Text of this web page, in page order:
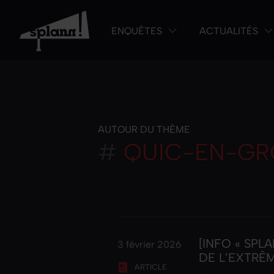
ENQUÊTES ACTUALITÉS
AUTOUR DU THÈME
QUIC-EN-
3 février 2026
ARTICLE
[INFO «
DE